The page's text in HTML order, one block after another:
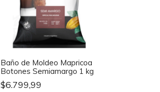
Baño de Moldeo Mapricoa
Botones Semiamargo 1 kg
$6.799,99